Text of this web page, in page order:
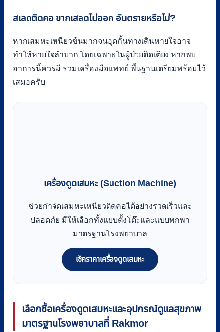
สเลดติดคอ ขากเสลดไม่ออก อันตรายหรือไม่?
หากเสมหะเหนียวข้นมากจนอุดกั้นทางเดินหายใจอาจ
ทำให้หายใจลำบาก โดยเฉพาะในผู้ป่วยติดเตียง หากพบ
อาการนี้ควรมี รวมเครื่องมือแพทย์ พื้นฐานเตรียมพร้อมไว้
เสมอครับ
เครื่องดูดเสมหะ (Suction Machine)
ช่วยกำจัดเสมหะเหนียวติดคอได้อย่างรวดเร็วและ
ปลอดภัย มีให้เลือกทั้งแบบตั้งโต๊ะและแบบพกพา
มาตรฐานโรงพยาบาล
เช็คราคาเครื่องดูดเสมหะ
เลือกซื้อเครื่องดูดเสมหะและอุปกรณ์ดูแลสุขภาพ
มาตรฐานโรงพยาบาลที่ Rakmor